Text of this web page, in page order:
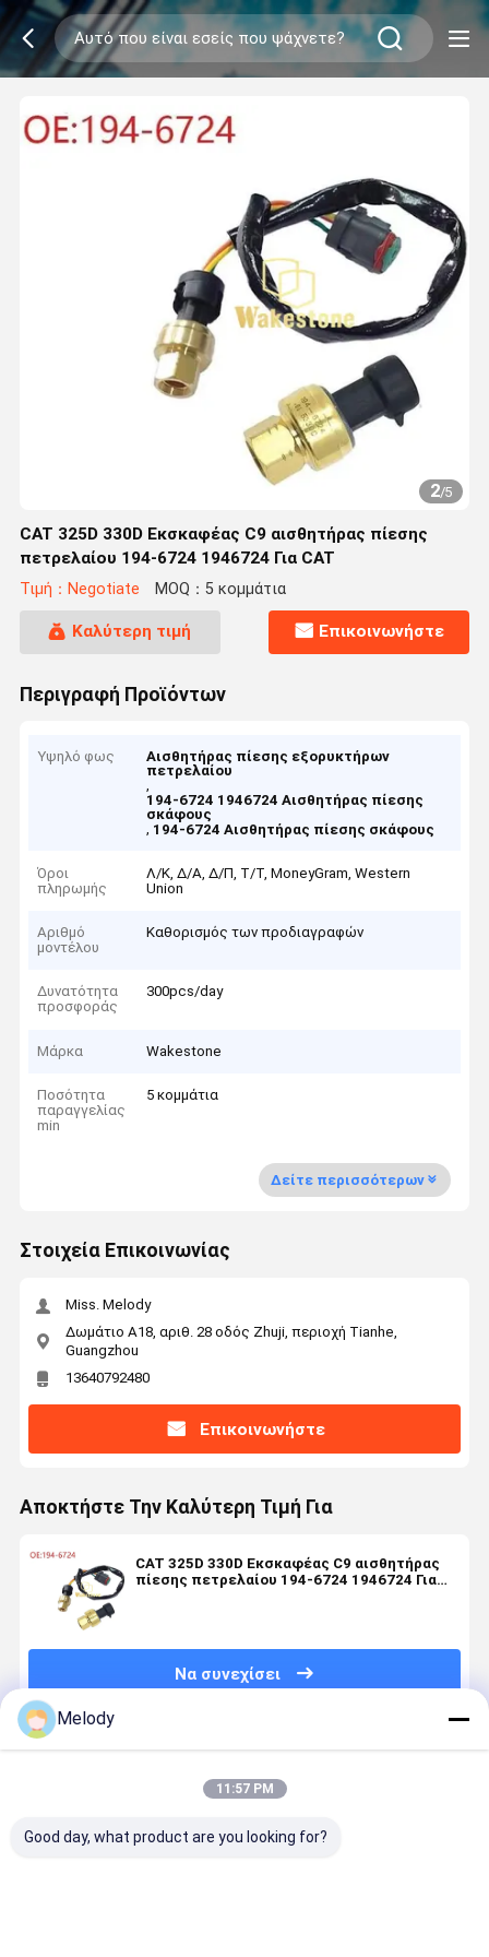
2/5
CAT 325D 330D Εκσκαφέας C9 αισθητήρας πίεσης
πετρελαίου 194-6724 1946724 Για CAT
Τιμή：Negotiate MOQ：5 κομμάτια
Καλύτερη τιμή Επικοινωνήστε
Περιγραφή Προϊόντων
Υψηλό φως
Αισθητήρας πίεσης εξορυκτήρων
πετρελαίου
,
194-6724 1946724 Αισθητήρας πίεσης
σκάφους
, 194-6724 Αισθητήρας πίεσης σκάφους
Όροι
πληρωμής
Λ/Κ, Δ/Α, Δ/Π, Τ/Τ, MoneyGram, Western
Union
Αριθμό
μοντέλου
Καθορισμός των προδιαγραφών
Δυνατότητα
προσφοράς
300pcs/day
Μάρκα Wakestone
Ποσότητα
παραγγελίας
min
5 κομμάτια
Δείτε περισσότερων
Στοιχεία Επικοινωνίας
Miss. Melody
Δωμάτιο Α18, αριθ. 28 οδός Zhuji, περιοχή Tianhe,
Guangzhou
13640792480
Επικοινωνήστε
Αποκτήστε Την Καλύτερη Τιμή Για
CAT 325D 330D Εκσκαφέας C9 αισθητήρας
πίεσης πετρελαίου 194-6724 1946724 Για
Να συνεχίσει
Συνιστώμενα Προϊόντα
Melody
11:57 PM
Good day, what product are you looking for?